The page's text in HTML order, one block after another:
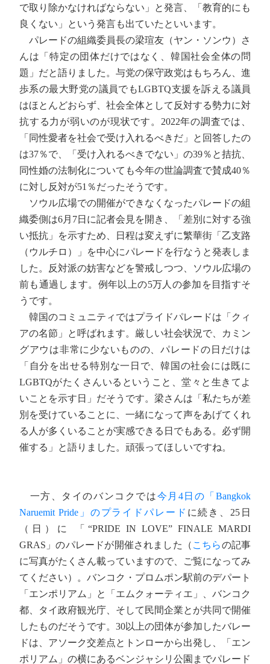
で取り除かなければならない」と発言、「教育的にも
良くない」という発言も出ていたといいます。
パレードの組織委員長の梁瑄友（ヤン・ソンウ）さ
んは「特定の団体だけではなく、韓国社会全体の問
題」だと語りました。与党の保守政党はもちろん、進
歩系の最大野党の議員でもLGBTQ支援を訴える議員
はほとんどおらず、社会全体として反対する勢力に対
抗する力が弱いのが現状です。2022年の調査では、
「同性愛者を社会で受け入れるべきだ」と回答したの
は37％で、「受け入れるべきでない」の39％と拮抗、
同性婚の法制化についても今年の世論調査で賛成40％
に対し反対が51％だったそうです。
ソウル広場での開催ができなくなったパレードの組
織委側は6月7日に記者会見を開き、「差別に対する強
い抵抗」を示すため、日程は変えずに繁華街「乙支路
（ウルチロ）」を中心にパレードを行なうと発表しま
した。反対派の妨害などを警戒しつつ、ソウル広場の
前も通過します。例年以上の5万人の参加を目指すそ
うです。
韓国のコミュニティではプライドパレードは「クィ
アの名節」と呼ばれます。厳しい社会状況で、カミン
グアウは非常に少ないものの、パレードの日だけは
「自分を出せる特別な一日で、韓国の社会には既に
LGBTQがたくさんいるということ、堂々と生きてよ
いことを示す日」だそうです。梁さんは「私たちが差
別を受けていることに、一緒になって声をあげてくれ
る人が多くいることが実感できる日でもある。必ず開
催する」と語りました。頑張ってほしいですね。
一方、タイのバンコクでは今月4日の「Bangkok
Naruemit Pride」のプライドパレード に続き、25日
（日）に 「“PRIDE IN LOVE” FINALE MARDI
GRAS」のパレードが開催されました（ こちらの記事
に写真がたくさん載っていますので、ご覧になってみ
てください）。バンコク・プロムポン駅前のデパート
「エンポリアム」と「エムクォーティエ」、バンコク
都、タイ政府観光庁、そして民間企業とが共同で開催
したものだそうです。30以上の団体が参加したバレー
ドは、アソーク交差点とトンローから出発し、「エン
ポリアム」の横にあるベンジャシリ公園までパレード